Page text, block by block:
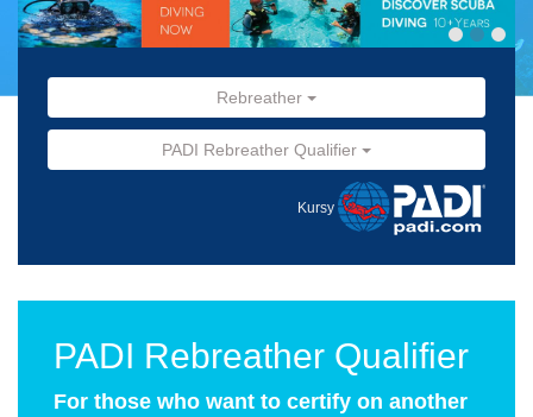
Rebreather
PADI Rebreather Qualifier
Kursy
PADI Rebreather Qualifier
For those who want to certify on another